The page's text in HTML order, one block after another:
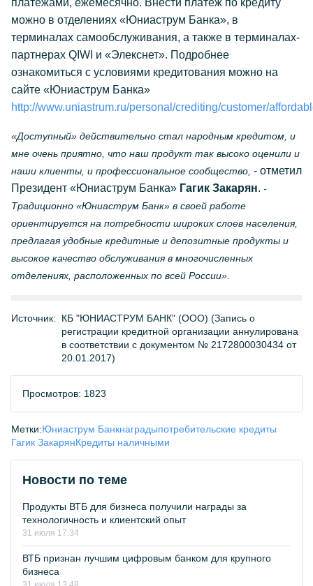
платежами, ежемесячно. Внести платеж по кредиту
можно в отделениях «Юниаструм Банка», в
терминалах самообслуживания, а также в терминалах-
партнерах QIWI и «Элекснет». Подробнее
ознакомиться с условиями кредитования можно на
сайте «Юниаструм Банка»
http://www.uniastrum.ru/personal/crediting/customer/
«Доступный» действительно стал народным кредитом, и
мне очень приятно, что наш продукт так высоко оценили и
наши клиенты, и профессиональное сообщество, - отметил
Президент «Юниаструм Банка» Гагик Закарян. -
Традиционно «Юниаструм Банк» в своей работе
ориентируется на потребности широких слоев населения,
предлагая удобные кредитные и депозитные продукты и
высокое качество обслуживания в многочисленных
отделениях, расположенных по всей России».
Источник:
КБ "ЮНИАСТРУМ БАНК" (ООО) (Запись о
регистрации кредитной организации аннулирована
в соответствии с документом № 2172800030434 от
20.01.2017)
Просмотров: 1823
Метки:Юниаструм Банкнаградыпотребительские кредиты
Гагик ЗакарянКредиты наличными
Новости по теме
Продукты ВТБ для бизнеса получили награды за
технологичность и клиентский опыт
31 июля 17:34
ВТБ признан лучшим цифровым банком для крупного
бизнеса